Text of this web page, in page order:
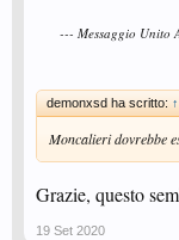
--- Messaggio Unito
demonxsd ha scritto: ↑
Moncalieri dovrebbe
Grazie, questo
19 Set 2020